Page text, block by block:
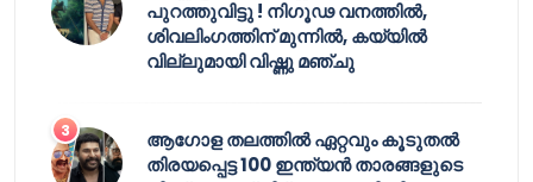
പുറത്തുവിട്ടു ! നിഗൂഢ വനത്തിൽ,
ശിവലിംഗത്തിന് മുന്നിൽ, കയ്യിൽ
വില്ലുമായി വിഷ്ണു മഞ്ചു
ആഗോള തലത്തിൽ ഏറ്റവും കൂടുതൽ
തിരയപ്പെട്ട 100 ഇന്ത്യൻ താരങ്ങളുടെ